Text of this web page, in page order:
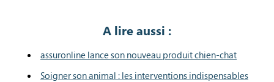
A lire aussi :
assuronline lance son nouveau produit chien-chat
Soigner son animal : les interventions indispensables